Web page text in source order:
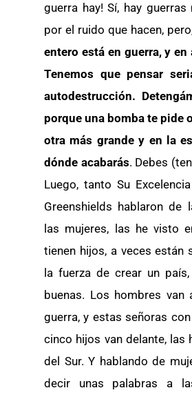
guerra hay! Sí, hay
por el ruido que hacen,
entero está en guerra, y
Tenemos que pensar
autodestrucción.
porque una bomba te pide
otra más grande y en la
dónde acabarás. Debes
Luego, tanto Su
Greenshields hablaron de
las mujeres, las he visto
tienen hijos, a veces están
la fuerza de crear un
buenas. Los hombres van
guerra, y estas señoras
cinco hijos van delante, las
del Sur. Y hablando de
decir unas palabras a